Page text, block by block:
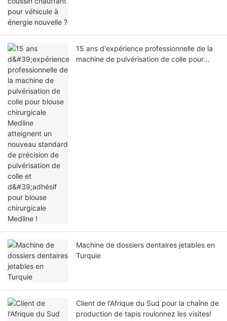
15 ans d'expérience professionnelle de la
machine de pulvérisation de colle pour
Machine de dossiers dentaires jetables en
Turquie
Client de l'Afrique du Sud pour la chaîne de
production de tapis roulonnez les visites!